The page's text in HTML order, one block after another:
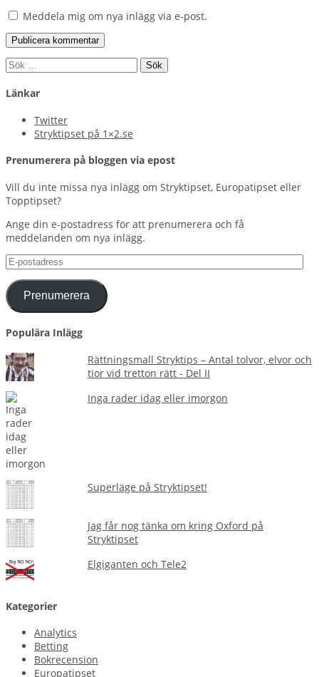
Meddela mig om nya inlägg via e-post.
Sök
Länkar
Twitter
Stryktipset på 1×2.se
Prenumerera på bloggen via epost
Vill du inte missa nya inlägg om Stryktipset, Europatipset eller
Topptipset?
Ange din e-postadress för att prenumerera och få
meddelanden om nya inlägg.
E-
postadress
Prenumerera
Populära Inlägg
Rättningsmall Stryktips – Antal tolvor, elvor och
tior vid tretton rätt - Del II
Inga rader idag eller imorgon
Superläge på Stryktipset!
Jag får nog tänka om kring Oxford på
Stryktipset
Elgiganten och Tele2
Kategorier
Analytics
Betting
Bokrecension
Europatipset